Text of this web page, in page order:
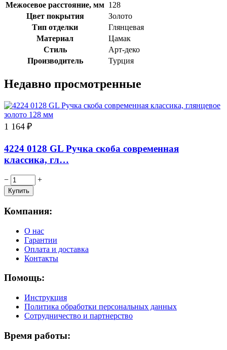
Межосевое расстояние, мм 128
Цвет покрытия
Золото
Тип отделки
Глянцевая
Материал
Цамак
Стиль
Арт-деко
Производитель
Турция
Недавно просмотренные
1 164 ₽
4224 0128 GL Ручка скоба современная
классика, гл…
− +
Компания:
О нас
Гарантии
Оплата и доставка
Контакты
Помощь:
Инструкция
Политика обработки персональных данных
Сотрудничество и партнерство
Время работы: